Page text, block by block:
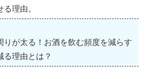
理由。
りが太る！お酒を飲む頻度を減らす
る理由とは？